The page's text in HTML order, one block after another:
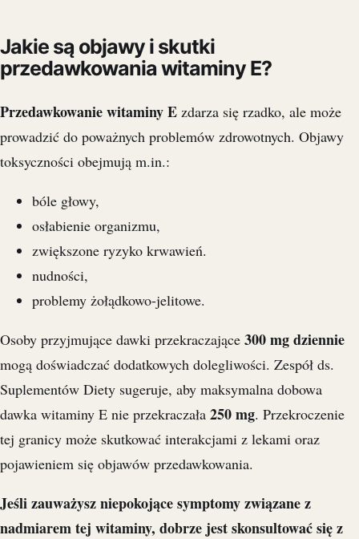
Jakie są objawy i skutki
przedawkowania witaminy E?
Przedawkowanie witaminy E zdarza się rzadko, ale może
prowadzić do poważnych problemów zdrowotnych. Objawy
toksyczności obejmują m.in.:
bóle głowy,
osłabienie organizmu,
zwiększone ryzyko krwawień.
nudności,
problemy żołądkowo-jelitowe.
Osoby przyjmujące dawki przekraczające 300 mg dziennie
mogą doświadczać dodatkowych dolegliwości. Zespół ds.
Suplementów Diety sugeruje, aby maksymalna dobowa
dawka witaminy E nie przekraczała 250 mg. Przekroczenie
tej granicy może skutkować interakcjami z lekami oraz
pojawieniem się objawów przedawkowania.
Jeśli zauważysz niepokojące symptomy związane z
nadmiarem tej witaminy, dobrze jest skonsultować się z